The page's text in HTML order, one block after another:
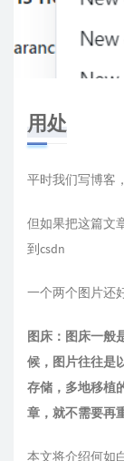
用处
平时我们写博客
但如果把这篇文
到csdn
一个两个图片还
图床：图床一般
候，图片往往是
存储，多地移植
章，就不需要再
本文将介绍何如